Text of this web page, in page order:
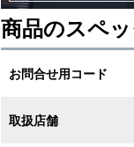
商品のスペ
お問合せ用コード
取扱店舗